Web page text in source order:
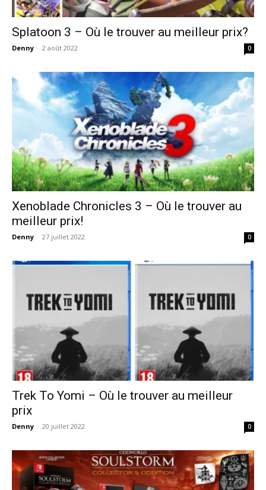
Splatoon 3 – Où le trouver au meilleur prix?
Denny - 2 août 2022 0
Xenoblade Chronicles 3 – Où le trouver au
meilleur prix!
Denny - 27 juillet 2022 0
Trek To Yomi – Où le trouver au meilleur
prix
Denny - 20 juillet 2022 0